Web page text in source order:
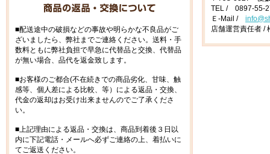
■配送途中の破損などの事故や明らかな不良品がご
ざいましたら、弊社までご連絡ください。送料・手
数料ともに弊社負担で早急に代替品と交換、代替品
が無い場合、品代を返金致します。
■お客様のご都合(不在続きでの商品劣化、甘味、触
感等、個人差による比較、等）による返品・交換、
代金の返却はお受け出来ませんのでご了承くださ
い。
■上記理由による返品・交換は、商品到着後３日以
内に下記電話・メールへ必ずご連絡の上、着払いに
てご返送ください。
TEL / 0897-55-
Ｅ-Mail /
店舗運営責任者 /